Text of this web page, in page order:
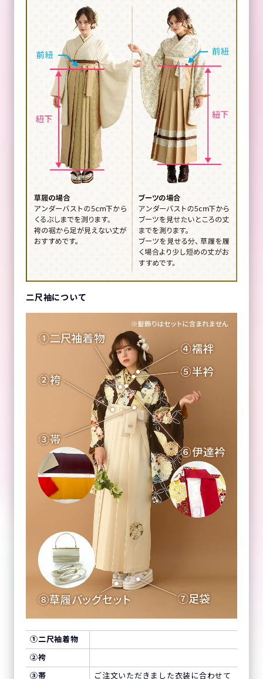
二尺袖について
①二尺袖着物
②袴
③帯 ご注文いただきました衣装に合わせて